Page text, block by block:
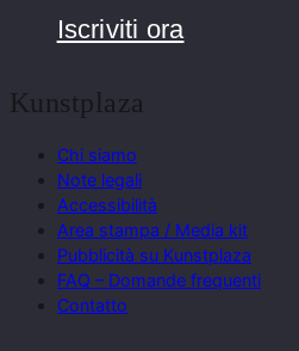
Iscriviti ora
Kunstplaza
Chi siamo
Note legali
Accessibilità
Area stampa / Media kit
Pubblicità su Kunstplaza
FAQ – Domande frequenti
Contatto